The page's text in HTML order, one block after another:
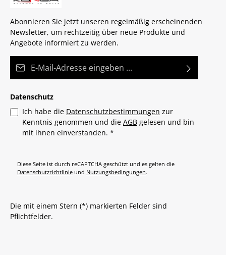
Abonnieren Sie jetzt unseren regelmäßig erscheinenden
Newsletter, um rechtzeitig über neue Produkte und
Angebote informiert zu werden.
Datenschutz
Ich habe die Datenschutzbestimmungen zur
Kenntnis genommen und die AGB gelesen und bin
mit ihnen einverstanden. *
Diese Seite ist durch reCAPTCHA geschützt und es gelten die
Datenschutzrichtlinie und Nutzungsbedingungen.
Die mit einem Stern (*) markierten Felder sind
Pflichtfelder.